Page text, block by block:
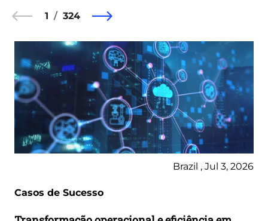
1 324
Brazil , Jul 3, 2026
Casos de Sucesso